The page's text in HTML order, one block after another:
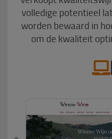
volledige potentieel
worden bewaard in
om de kwaliteit